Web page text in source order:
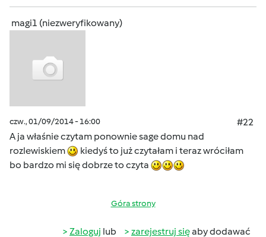
magi1 (niezweryfikowany)
czw., 01/09/2014 - 16:00
#22
A ja właśnie czytam ponownie sage domu nad
rozlewiskiem
kiedyś to już czytałam i teraz wróciłam
bo bardzo mi się dobrze to czyta
Góra strony
Zaloguj lub zarejestruj sięaby dodawać